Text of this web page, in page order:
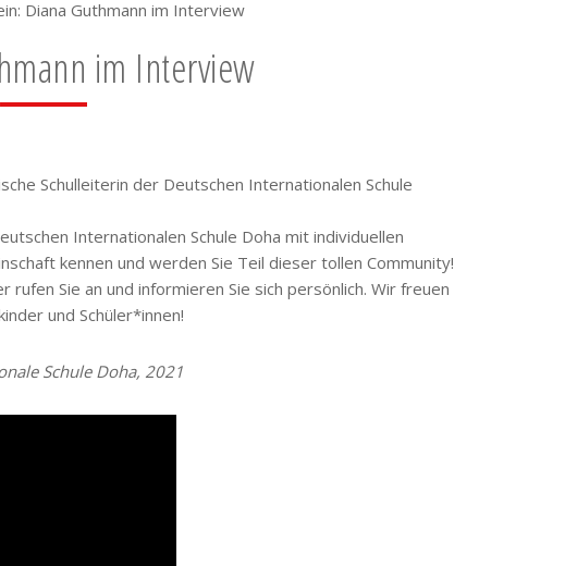
Diana Guthmann im Interview
im Interview
Schulleiterin der Deutschen Internationalen Schule
Internationalen Schule Doha mit individuellen
kennen und werden Sie Teil dieser tollen Community!
Sie an und informieren Sie sich persönlich. Wir freuen
und Schüler*innen!
Schule Doha, 2021